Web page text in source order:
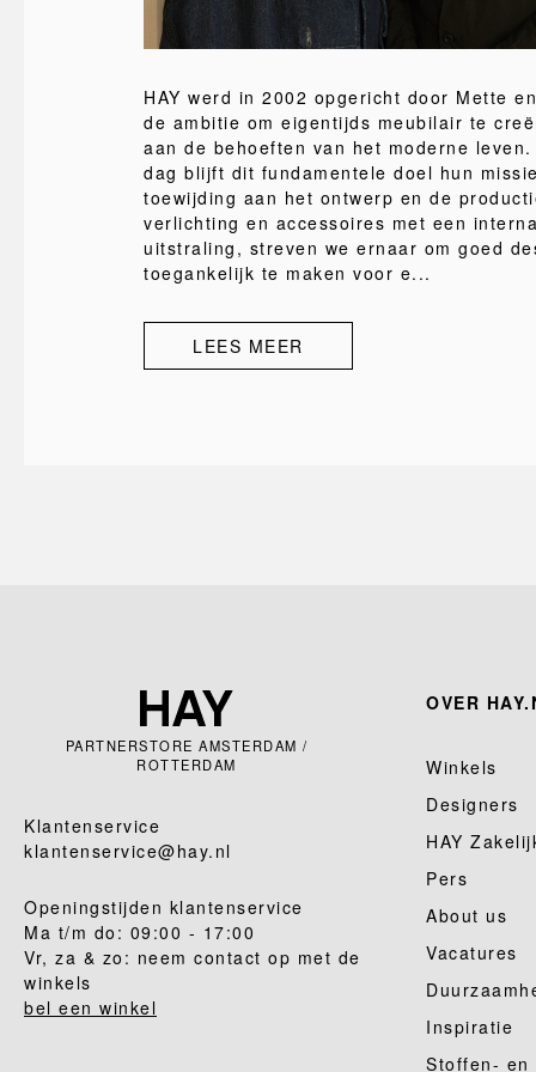
HAY werd in 2002 opgericht door Mette
de ambitie om eigentijds meubilair te
aan de behoeften van het moderne leven.
dag blijft dit fundamentele doel hun
toewijding aan het ontwerp en de
verlichting en accessoires met een
uitstraling, streven we ernaar om goed
toegankelijk te maken voor e...
LEES MEER
PARTNERSTORE AMSTERDAM /
ROTTERDAM
Klantenservice
klantenservice@hay.nl
Openingstijden klantenservice
Ma t/m do: 09:00 - 17:00
Vr, za & zo: neem contact op met de
winkels
bel een winkel
OVER
Winkels
Designers
HAY
Pers
About us
Vacatures
Inspiratie
Stoffen-